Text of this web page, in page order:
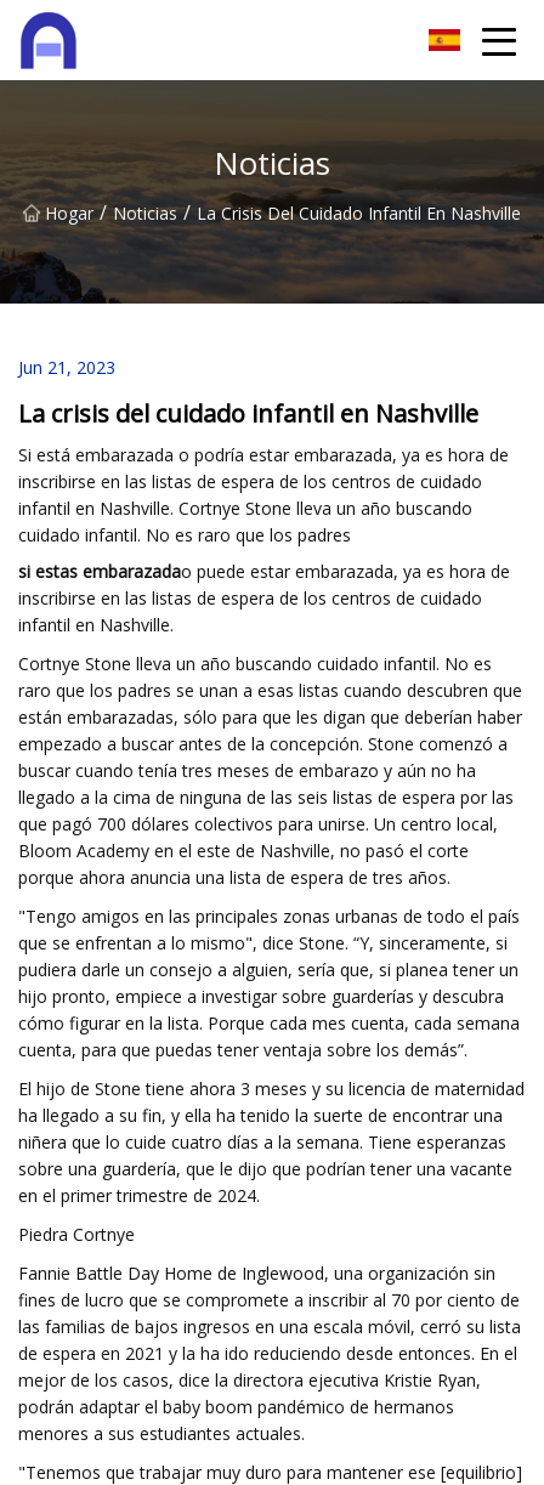
Noticias
Hogar / Noticias / La Crisis Del Cuidado Infantil En Nashville
Jun 21, 2023
La crisis del cuidado infantil en Nashville
Si está embarazada o podría estar embarazada, ya es hora de
inscribirse en las listas de espera de los centros de cuidado
infantil en Nashville. Cortnye Stone lleva un año buscando
cuidado infantil. No es raro que los padres
si estas embarazadao puede estar embarazada, ya es hora de
inscribirse en las listas de espera de los centros de cuidado
infantil en Nashville.
Cortnye Stone lleva un año buscando cuidado infantil. No es
raro que los padres se unan a esas listas cuando descubren que
están embarazadas, sólo para que les digan que deberían haber
empezado a buscar antes de la concepción. Stone comenzó a
buscar cuando tenía tres meses de embarazo y aún no ha
llegado a la cima de ninguna de las seis listas de espera por las
que pagó 700 dólares colectivos para unirse. Un centro local,
Bloom Academy en el este de Nashville, no pasó el corte
porque ahora anuncia una lista de espera de tres años.
"Tengo amigos en las principales zonas urbanas de todo el país
que se enfrentan a lo mismo", dice Stone. “Y, sinceramente, si
pudiera darle un consejo a alguien, sería que, si planea tener un
hijo pronto, empiece a investigar sobre guarderías y descubra
cómo figurar en la lista. Porque cada mes cuenta, cada semana
cuenta, para que puedas tener ventaja sobre los demás”.
El hijo de Stone tiene ahora 3 meses y su licencia de maternidad
ha llegado a su fin, y ella ha tenido la suerte de encontrar una
niñera que lo cuide cuatro días a la semana. Tiene esperanzas
sobre una guardería, que le dijo que podrían tener una vacante
en el primer trimestre de 2024.
Piedra Cortnye
Fannie Battle Day Home de Inglewood, una organización sin
fines de lucro que se compromete a inscribir al 70 por ciento de
las familias de bajos ingresos en una escala móvil, cerró su lista
de espera en 2021 y la ha ido reduciendo desde entonces. En el
mejor de los casos, dice la directora ejecutiva Kristie Ryan,
podrán adaptar el baby boom pandémico de hermanos
menores a sus estudiantes actuales.
"Tenemos que trabajar muy duro para mantener ese [equilibrio]